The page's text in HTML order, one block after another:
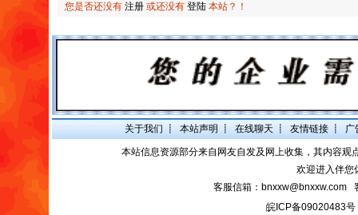
您是否还没有 注册 或还没有 登陆 本站？！
关于我们 ┋ 本站声明 ┋ 在线聊天 ┋ 友情链接 ┋ 广
本站信息资源部分来自网友自发及网上收集，其内容
欢迎进入伴您
客服信箱：bnxxw@bnxxw.com
皖ICP备09020483号